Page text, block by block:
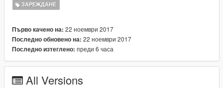
ЗАРЕЖДАНЕ
Първо качено на: 22 ноември 2017
Последно обновено на: 22 ноември 2017
Последно изтеглено: преди 6 часа
All Versions